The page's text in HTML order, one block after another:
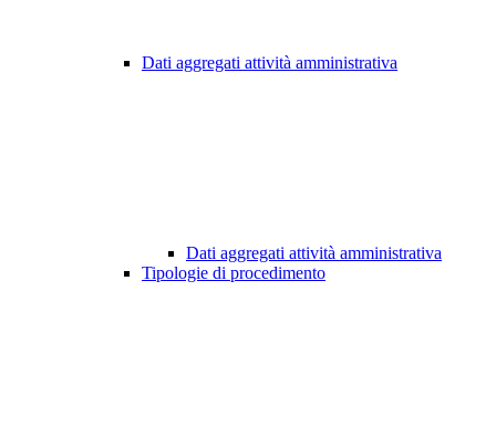
Dati aggregati attività amministrativa
Dati aggregati attività amministrativa
Tipologie di procedimento